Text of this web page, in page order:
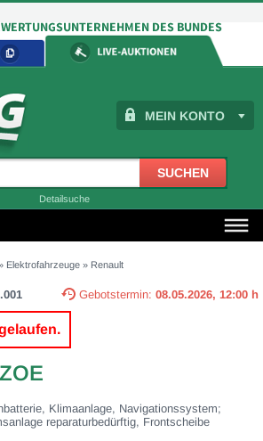
MEIN KONTO
Detailsuche
Elektrofahrzeuge » Renault
Gebotstermin: 08.05.2026, 12:00 h
Klimaanlage, Navigationssystem;
reparaturbedürftig, Frontscheibe